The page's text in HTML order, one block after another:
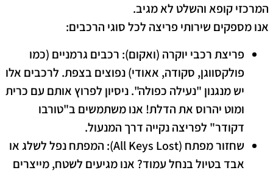
המרכזי קופא והשלט לא מגיב.
אנו מספקים שירותי פריצה לכל סוגי הרכבים:
פריצת רכבי יוקרה (ואקום): רכבים גרמניים (כמו
פולקסווגן, סקודה, אאודי) נפוצים בצפת. לרכבים אלו
יש מנגנון "נעילה כפולה". ניסיון לפרוץ אותם עם כרית
ומוט יהרוס את הדלת! אנו משתמשים ב"טורבו
דקודר" לפריצה נקייה דרך המנעול.
שחזור מפתח (All Keys Lost):
המפתח נפל לשלג או
אבד בטיול בנחל עמוד? אנו מגיעים לשטח, מייצרים